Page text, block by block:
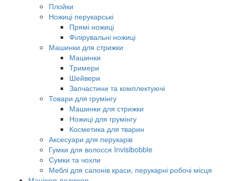
Плойки
Ножиці перукарські
Прямі ножиці
Філірувальні ножиці
Машинки для стрижки
Машинки
Тримери
Шейвери
Запчастини та комплектуючі
Товари для грумінгу
Машинки для стрижки
Ножиці для грумінгу
Косметика для тварин
Аксесуари для перукарів
Гумки для волосся Invisibobble
Сумки та чохли
Меблі для салонів краси, перукарні робочі місця